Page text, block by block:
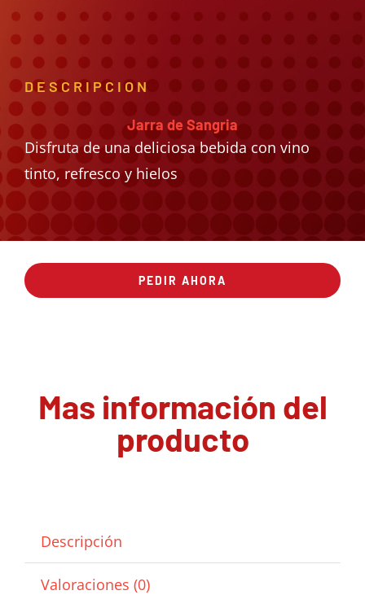
DESCRIPCION
Jarra de Sangria
Disfruta de una deliciosa bebida con vino
tinto, refresco y hielos
PEDIR AHORA
Mas información del
producto
Descripción
Valoraciones (0)